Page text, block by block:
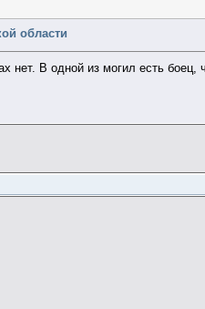
области
В одной из могил есть